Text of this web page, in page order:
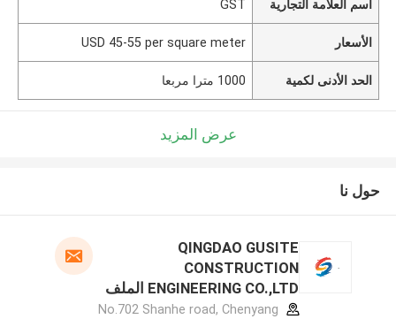
اسم العلامة التجارية GST
الأسعار USD 45-55 per square meter
الحد الأدنى لكمية 1000 مترا مربعا
عرض المزيد
حول نا
QINGDAO GUSITE
CONSTRUCTION
ENGINEERING CO.,LTD الملف
الشركة المصنعة
No.702 Shanhe road, Chenyang